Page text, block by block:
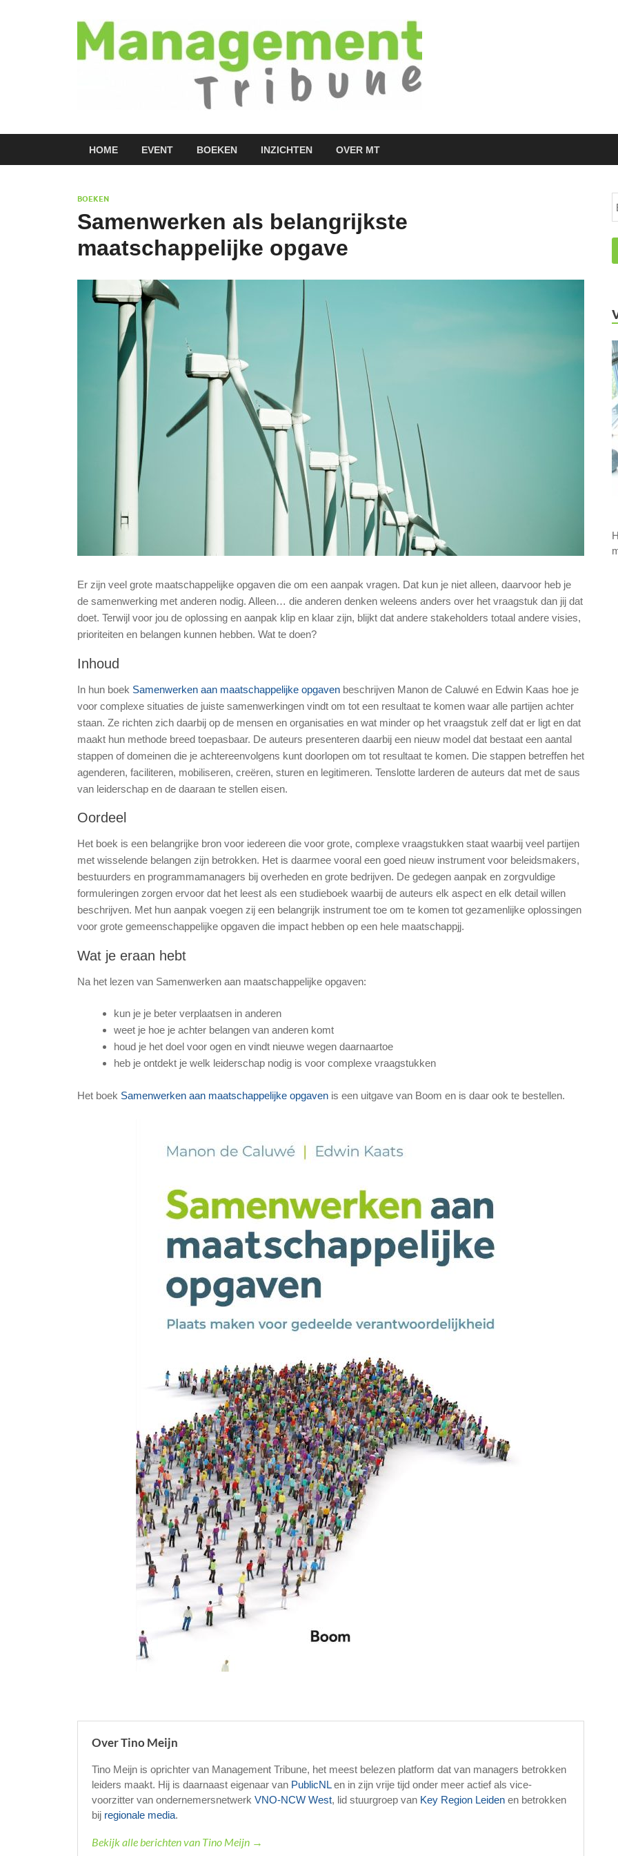
HOME EVENT BOEKEN INZICHTEN OVER MT
BOEKEN
Samenwerken als belangrijkste
maatschappelijke opgave
Er zijn veel grote maatschappelijke opgaven die om een aanpak vragen. Dat kun je niet alleen, daarvoor heb je
de samenwerking met anderen nodig. Alleen… die anderen denken weleens anders over het vraagstuk dan jij dat
doet. Terwijl voor jou de oplossing en aanpak klip en klaar zijn, blijkt dat andere stakeholders totaal andere visies,
prioriteiten en belangen kunnen hebben. Wat te doen?
Inhoud
In hun boek Samenwerken aan maatschappelijke opgaven beschrijven Manon de Caluwé en Edwin Kaas hoe je
voor complexe situaties de juiste samenwerkingen vindt om tot een resultaat te komen waar alle partijen achter
staan. Ze richten zich daarbij op de mensen en organisaties en wat minder op het vraagstuk zelf dat er ligt en dat
maakt hun methode breed toepasbaar. De auteurs presenteren daarbij een nieuw model dat bestaat een aantal
stappen of domeinen die je achtereenvolgens kunt doorlopen om tot resultaat te komen. Die stappen betreffen het
agenderen, faciliteren, mobiliseren, creëren, sturen en legitimeren. Tenslotte larderen de auteurs dat met de saus
van leiderschap en de daaraan te stellen eisen.
Oordeel
Het boek is een belangrijke bron voor iedereen die voor grote, complexe vraagstukken staat waarbij veel partijen
met wisselende belangen zijn betrokken. Het is daarmee vooral een goed nieuw instrument voor beleidsmakers,
bestuurders en programmamanagers bij overheden en grote bedrijven. De gedegen aanpak en zorgvuldige
formuleringen zorgen ervoor dat het leest als een studieboek waarbij de auteurs elk aspect en elk detail willen
beschrijven. Met hun aanpak voegen zij een belangrijk instrument toe om te komen tot gezamenlijke oplossingen
voor grote gemeenschappelijke opgaven die impact hebben op een hele maatschappjj.
Wat je eraan hebt
Na het lezen van Samenwerken aan maatschappelijke opgaven:
kun je je beter verplaatsen in anderen
weet je hoe je achter belangen van anderen komt
houd je het doel voor ogen en vindt nieuwe wegen daarnaartoe
heb je ontdekt je welk leiderschap nodig is voor complexe vraagstukken
Het boek Samenwerken aan maatschappelijke opgaven is een uitgave van Boom en is daar ook te bestellen.
Over Tino Meijn
Tino Meijn is oprichter van Management Tribune, het meest belezen platform dat van managers betrokken
leiders maakt. Hij is daarnaast eigenaar van PublicNLen in zijn vrije tijd onder meer actief als vice-
voorzitter van ondernemersnetwerk VNO-NCW West, lid stuurgroep van Key Region Leiden en betrokken
bij regionale media.
Bekijk alle berichten van Tino Meijn →